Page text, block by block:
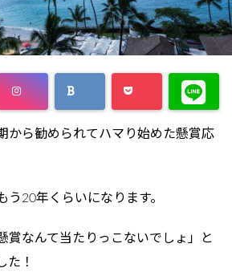
から勧められてハマり始めた懸賞応
う20年くらいになります。
賞なんて当たりっこないでしょ」と
た！